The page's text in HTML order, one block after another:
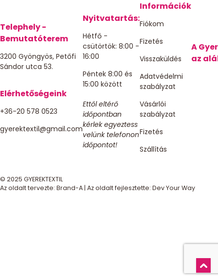
Telephely -
Bemutatóterem
3200 Gyöngyös, Petőfi
Sándor utca 53.
Elérhetőségeink
+36-20 578 0523
gyerektextil@gmail.com
Nyitvatartás:
Hétfő -
csütörtök: 8:00 -
16:00
Péntek 8:00 és
15:00 között
Ettől eltérő
időpontban
kérlek egyeztess
velünk telefonon
időpontot!
Információk
Fiókom
Fizetés
Visszaküldés
Adatvédelmi
szabályzat
Vásárlói
szabályzat
Fizetés
Szállítás
A
az
© 2025 GYEREKTEXTIL
Az oldalt tervezte: Brand-A | Az oldalt fejlesztette: Dev Your Way